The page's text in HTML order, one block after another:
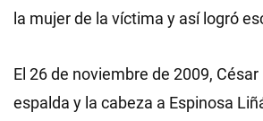
la mujer de la víctima y así logró
El 26 de noviembre de 2009,
espalda y la cabeza a Espinosa